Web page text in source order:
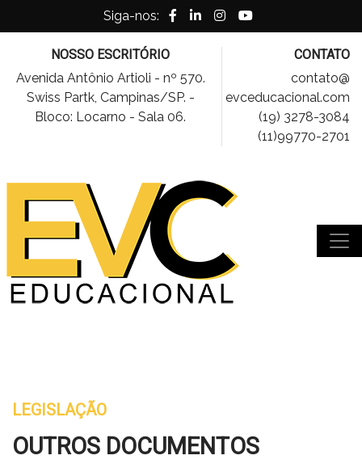
Siga-nos:
NOSSO ESCRITÓRIO
Avenida Antônio Artioli - nº 570.
Swiss Partk, Campinas/SP. -
Bloco: Locarno - Sala 06.
CONTATO
contato@
evceducacional.com
(19) 3278-3084
(11)99770-2701
LEGISLAÇÃO
OUTROS DOCUMENTOS